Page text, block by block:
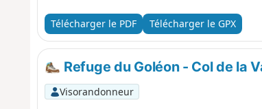
Télécharger le PDF Télécharger le GPX
Refuge du Goléon - Col de la
Visorandonneur